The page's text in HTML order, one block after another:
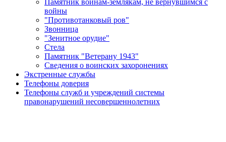
Памятник воинам-землякам, не вернувшимся с
войны
"Противотанковый ров"
Звонница
"Зенитное орудие"
Cтела
Памятник "Ветерану 1943"
Сведения о воинских захоронениях
Экстренные службы
Телефоны доверия
Телефоны служб и учреждений системы
правонарушений несовершеннолетних